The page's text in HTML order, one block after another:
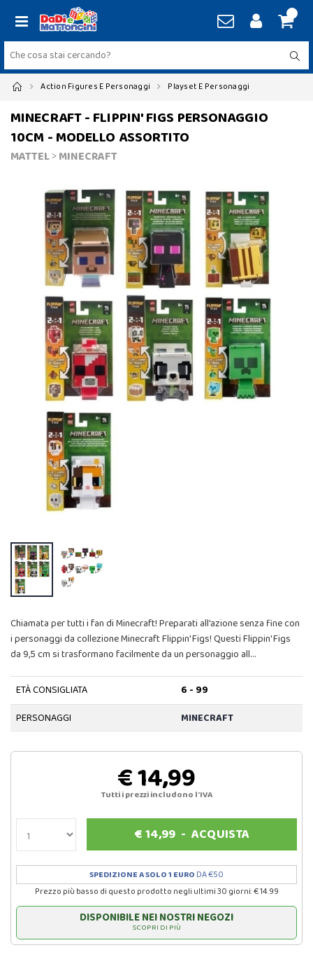
Action Figures E Personaggi Playset E Personaggi
MINECRAFT - FLIPPIN' FIGS PERSONAGGIO
10CM - MODELLO ASSORTITO
MATTEL>MINECRAFT
Chiamata per tutti i fan di Minecraft! Preparati all'azione senza fine con
i personaggi da collezione Minecraft Flippin' Figs! Questi Flippin' Figs
da 9,5 cm si trasformano facilmente da un personaggio all…
ETÀ CONSIGLIATA
6 - 99
PERSONAGGI
MINECRAFT
€ 14,99
Tutti i prezzi includono l'IVA
€14,99- ACQUISTA
SPEDIZIONE A SOLO 1 EURO DA €50
Prezzo più basso di questo prodotto negli ultimi 30 giorni: € 14.99
DISPONIBILE NEI NOSTRI NEGOZI
SCOPRI DI PIÙ